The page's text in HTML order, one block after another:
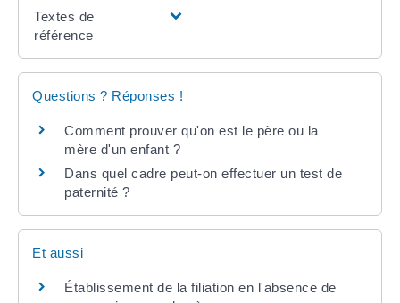
Textes de
référence
Questions ? Réponses !
Comment prouver qu'on est le père ou la
mère d'un enfant ?
Dans quel cadre peut-on effectuer un test de
paternité ?
Et aussi
Établissement de la filiation en l'absence de